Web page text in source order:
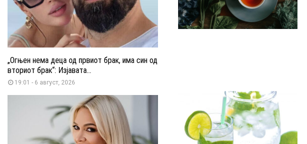
„Огњен нема деца од првиот брак, има син од
вториот брак“: Изјавата...
19:01 - 6 август, 2026